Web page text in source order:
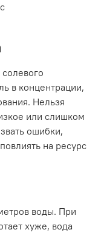
в концентрации,
Нельзя
или слишком
ошибки,
на ресурс
воды. При
хуже, вода